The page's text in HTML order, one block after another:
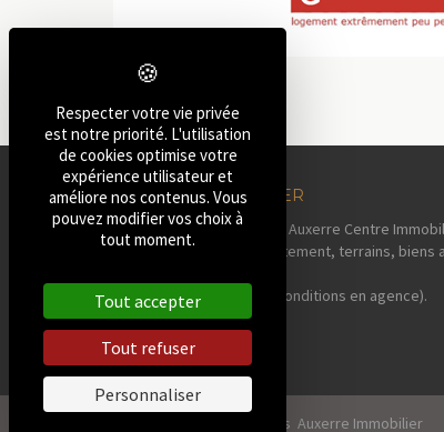
AUXERRE IMMOBILIER
Votre agence immobilière Auxerre Centre
maisons, pavillons, appartement, terrains, biens
Estimation offerte* (voir conditions en agence).
2026, Tous droits réservés Auxerre Immobilier
Respecter votre vie privée
est notre priorité. L'utilisation
de cookies optimise votre
expérience utilisateur et
améliore nos contenus. Vous
pouvez modifier vos choix à
tout moment.
Tout accepter
Tout refuser
Personnaliser